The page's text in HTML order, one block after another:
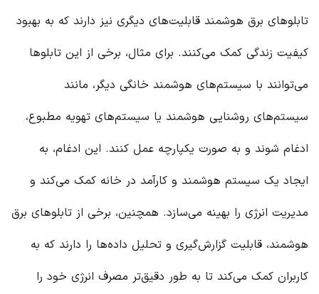
تابلوهای برق هوشمند قابلیت‌های دیگری نیز دارند که به بهبود
کیفیت زندگی کمک می‌کنند. برای مثال، برخی از این تابلوها
می‌توانند با سیستم‌های هوشمند خانگی دیگر، مانند
سیستم‌های روشنایی هوشمند یا سیستم‌های تهویه مطبوع،
ادغام شوند و به صورت یکپارچه عمل کنند. این ادغام، به
ایجاد یک سیستم هوشمند و کارآمد در خانه کمک می‌کند و
مدیریت انرژی را بهینه می‌سازد. همچنین، برخی از تابلوهای برق
هوشمند، قابلیت گزارش‌گیری و تحلیل داده‌ها را دارند که به
کاربران کمک می‌کند تا به طور دقیق‌تر مصرف انرژی خود را